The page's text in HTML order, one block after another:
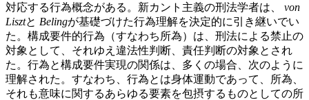
対応する行為概念がある。新カント主義の刑法学者は、
von
Lisztと Belingが基礎づけた行為理解を決定的に引き継いでい
た。構成要件的行為（すなわち所為）は、刑法による禁止の
対象として、それゆえ違法性判断、責任判断の対象とされ
た。行為と構成要件実現の関係は、多くの場合、次のように
理解された。すなわち、行為とは身体運動であって、所為、
それも意味に関するあらゆる要素を包摂するものとしての所